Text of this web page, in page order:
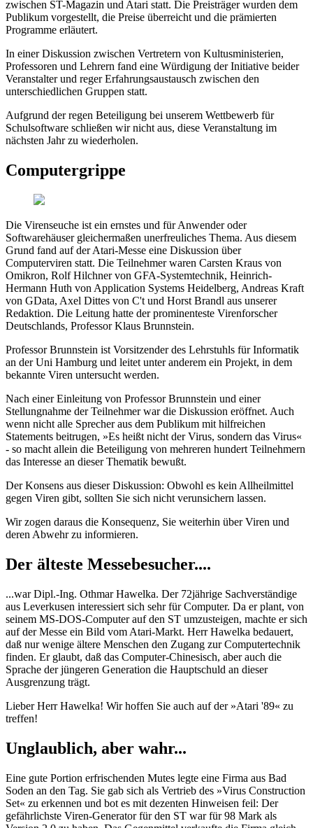
zwischen ST-Magazin und Atari statt. Die Preisträger wurden dem
Publikum vorgestellt, die Preise überreicht und die prämierten
Programme erläutert.
In einer Diskussion zwischen Vertretern von Kultusministerien,
Professoren und Lehrern fand eine Würdigung der Initiative beider
Veranstalter und reger Erfahrungsaustausch zwischen den
unterschiedlichen Gruppen statt.
Aufgrund der regen Beteiligung bei unserem Wettbewerb für
Schulsoftware schließen wir nicht aus, diese Veranstaltung im
nächsten Jahr zu wiederholen.
Computergrippe
Die Virenseuche ist ein ernstes und für Anwender oder
Softwarehäuser gleichermaßen unerfreuliches Thema. Aus diesem
Grund fand auf der Atari-Messe eine Diskussion über
Computerviren statt. Die Teilnehmer waren Carsten Kraus von
Omikron, Rolf Hilchner von GFA-Systemtechnik, Heinrich-
Hermann Huth von Application Systems Heidelberg, Andreas Kraft
von GData, Axel Dittes von C't und Horst Brandl aus unserer
Redaktion. Die Leitung hatte der prominenteste Virenforscher
Deutschlands, Professor Klaus Brunnstein.
Professor Brunnstein ist Vorsitzender des Lehrstuhls für Informatik
an der Uni Hamburg und leitet unter anderem ein Projekt, in dem
bekannte Viren untersucht werden.
Nach einer Einleitung von Professor Brunnstein und einer
Stellungnahme der Teilnehmer war die Diskussion eröffnet. Auch
wenn nicht alle Sprecher aus dem Publikum mit hilfreichen
Statements beitrugen, »Es heißt nicht der Virus, sondern das Virus«
- so macht allein die Beteiligung von mehreren hundert Teilnehmern
das Interesse an dieser Thematik bewußt.
Der Konsens aus dieser Diskussion: Obwohl es kein Allheilmittel
gegen Viren gibt, sollten Sie sich nicht verunsichern lassen.
Wir zogen daraus die Konsequenz, Sie weiterhin über Viren und
deren Abwehr zu informieren.
Der älteste Messebesucher....
...war Dipl.-Ing. Othmar Hawelka. Der 72jährige Sachverständige
aus Leverkusen interessiert sich sehr für Computer. Da er plant, von
seinem MS-DOS-Computer auf den ST umzusteigen, machte er sich
auf der Messe ein Bild vom Atari-Markt. Herr Hawelka bedauert,
daß nur wenige ältere Menschen den Zugang zur Computertechnik
finden. Er glaubt, daß das Computer-Chinesisch, aber auch die
Sprache der jüngeren Generation die Hauptschuld an dieser
Ausgrenzung trägt.
Lieber Herr Hawelka! Wir hoffen Sie auch auf der »Atari '89« zu
treffen!
Unglaublich, aber wahr...
Eine gute Portion erfrischenden Mutes legte eine Firma aus Bad
Soden an den Tag. Sie gab sich als Vertrieb des »Virus Construction
Set« zu erkennen und bot es mit dezenten Hinweisen feil: Der
gefährlichste Viren-Generator für den ST war für 98 Mark als